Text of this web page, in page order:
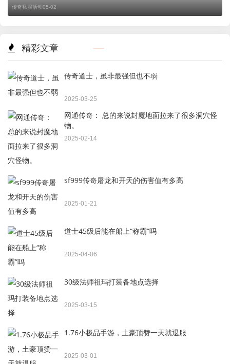
传奇私服活动05-02
精彩文章
传奇道士，虽非最强但也不弱
2025-03-25
网通传奇： 总的来说封魔地面拉来了很多洞穴怪
物。
2025-02-14
sf999传奇屠龙和开天的伤害值有多高
2025-01-21
道士45级后能在船上“称霸”吗
2025-04-06
30级法师祖玛打装备地点选择
2025-03-15
1.76小极品手游，土豪顶赞一天就退服
2025-03-01